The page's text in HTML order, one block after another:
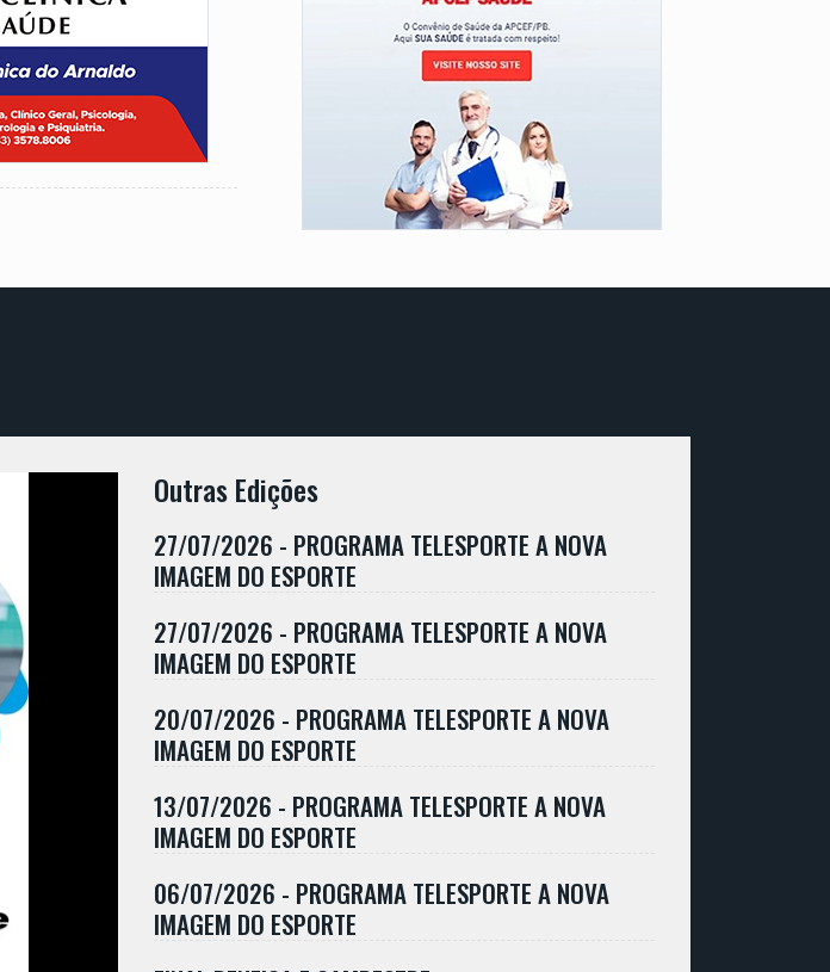
Outras Edições
27/07/2026 - PROGRAMA TELESPORTE A NOVA
IMAGEM DO ESPORTE
27/07/2026 - PROGRAMA TELESPORTE A NOVA
IMAGEM DO ESPORTE
20/07/2026 - PROGRAMA TELESPORTE A NOVA
IMAGEM DO ESPORTE
13/07/2026 - PROGRAMA TELESPORTE A NOVA
IMAGEM DO ESPORTE
06/07/2026 - PROGRAMA TELESPORTE A NOVA
IMAGEM DO ESPORTE